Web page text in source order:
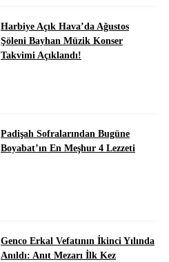
Harbiye Açık Hava’da Ağustos
Şöleni Bayhan Müzik Konser
Takvimi Açıklandı!
Padişah Sofralarından Bugüne
Boyabat’ın En Meşhur 4 Lezzeti
Genco Erkal Vefatının İkinci Yılında
Anıldı: Anıt Mezarı İlk Kez